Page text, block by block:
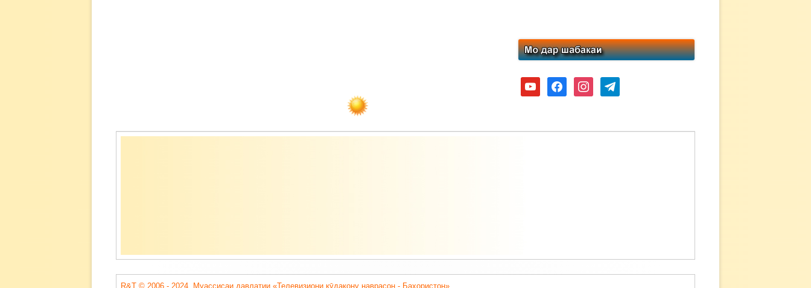
youtubefacebookinstagramtelegram
Содержимое
R&T © 2006 - 2024. Муассисаи давлатии «Телевизиони кӯдакону наврасон - Баҳористон».